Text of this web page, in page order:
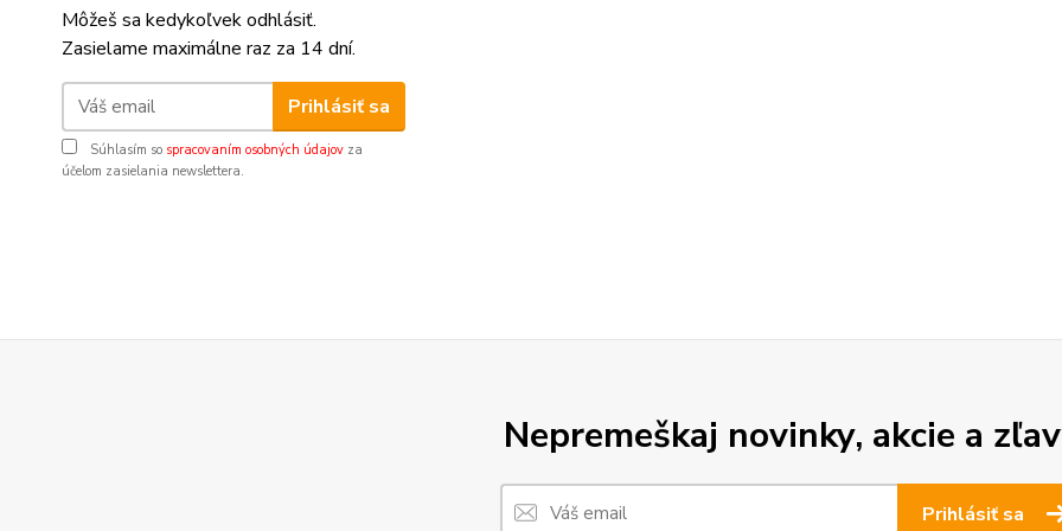
Môžeš sa kedykoľvek odhlásiť.
Zasielame maximálne raz za 14 dní.
Prihlásiť sa
Súhlasím so spracovaním osobných údajov za
účelom zasielania newslettera.
Nepremeškaj novinky, akcie a
Prihlásiť sa